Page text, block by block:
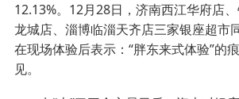
12.13%。12月28日，济南西江华府店
龙城店、淄博临淄天齐店三家银座超市
在现场体验后表示：“胖东来式体验”的
见。